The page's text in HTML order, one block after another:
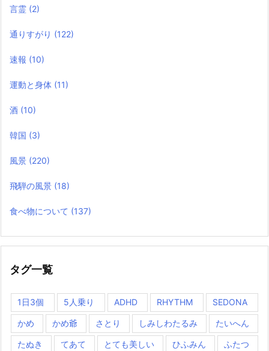
言霊 (2)
通りすがり (122)
速報 (10)
運動と身体 (11)
酒 (10)
韓国 (3)
風景 (220)
飛騨の風景 (18)
食べ物について (137)
タグ一覧
1日3個 5人乗り ADHD RHYTHM SEDONA
かめ かめ爺 さとり しみしわたるみ たいへん
たぬき てあて とても美しい ひふみん ふたつ